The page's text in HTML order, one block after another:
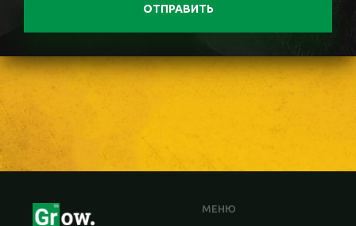
ОТПРАВИТЬ
МЕНЮ